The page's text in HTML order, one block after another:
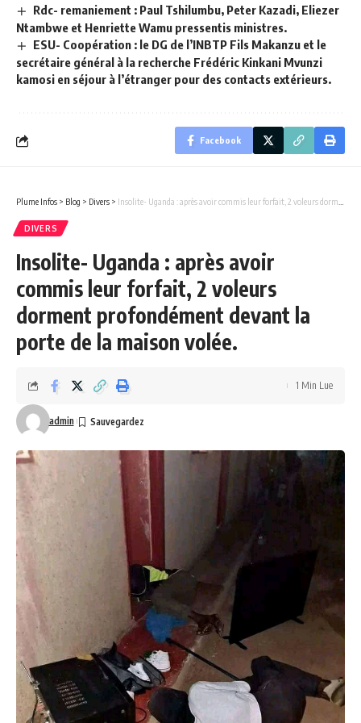
Rdc- remaniement : Paul Tshilumbu, Peter Kazadi, Eliezer
Ntambwe et Henriette Wamu pressentis ministres.
ESU- Coopération : le DG de l’INBTP Fils Makanzu et le
secrétaire général à la recherche Frédéric Kinkani Mvunzi
kamosi en séjour à l’étranger pour des contacts extérieurs.
Facebook
Plume Infos > Blog > Divers > Insolite- Uganda : après avoir commis leur forfait, 2 voleurs dorment profondément devant la porte de la maison volée.
DIVERS
Insolite- Uganda : après avoir
commis leur forfait, 2 voleurs
dorment profondément devant la
porte de la maison volée.
admin
1 Min Lue